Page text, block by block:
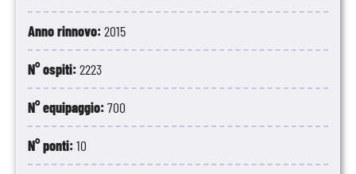
Anno rinnovo:2015
N° ospiti:2223
N° equipaggio:700
N° ponti:10